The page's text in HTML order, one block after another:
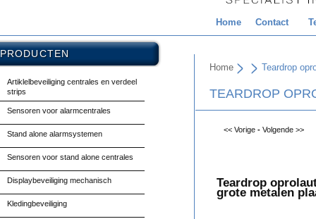
Home Contact
PRODUCTEN
Artiklelbeveiliging centrales en verdeel
strips
Sensoren voor alarmcentrales
Stand alone alarmsystemen
Sensoren voor stand alone centrales
Displaybeveiliging mechanisch
Kledingbeveiliging
Home Teardrop
TEARDROP
<< Vorige- Volgende >>
Teardrop
grote metalen